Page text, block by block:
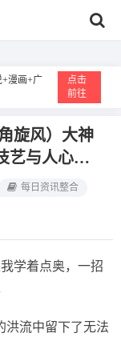
漫画+广
点击
前往
旋风）‌大神
艺与人心的
每日资讯整合
学着点奥，一招
洪流中留下了无法